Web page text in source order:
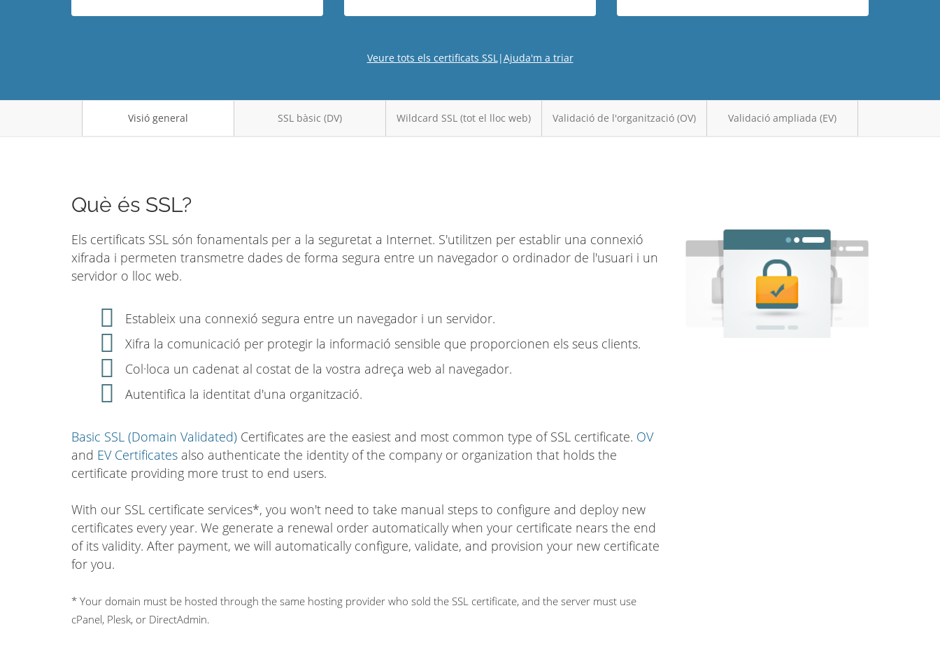
Veure tots els certificats SSL|Ajuda'm a triar
Visió general SSL bàsic (DV) Wildcard SSL (tot el lloc web) Validació de l'organització (OV) Validació ampliada (EV)
Què és SSL?
Els certificats SSL són fonamentals per a la seguretat a Internet. S'utilitzen per establir una connexió
xifrada i permeten transmetre dades de forma segura entre un navegador o ordinador de l'usuari i un
servidor o lloc web.
Estableix una connexió segura entre un navegador i un servidor.
Xifra la comunicació per protegir la informació sensible que proporcionen els seus clients.
Col·loca un cadenat al costat de la vostra adreça web al navegador.
Autentifica la identitat d'una organització.
Basic SSL (Domain Validated) Certificates are the easiest and most common type of SSL certificate. OV
and EV Certificates also authenticate the identity of the company or organization that holds the
certificate providing more trust to end users.
With our SSL certificate services*, you won't need to take manual steps to configure and deploy new
certificates every year. We generate a renewal order automatically when your certificate nears the end
of its validity. After payment, we will automatically configure, validate, and provision your new certificate
for you.
* Your domain must be hosted through the same hosting provider who sold the SSL certificate, and the server must use
cPanel, Plesk, or DirectAdmin.